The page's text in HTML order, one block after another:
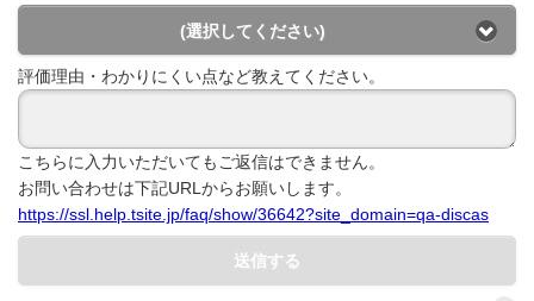
(選択してください)
評価理由・わかりにくい点など教えてください。
こちらに入力いただいてもご返信はできません。
お問い合わせは下記URLからお願いします。
https://ssl.help.tsite.jp/faq/show/36642?site_domain=qa-discas
送信する